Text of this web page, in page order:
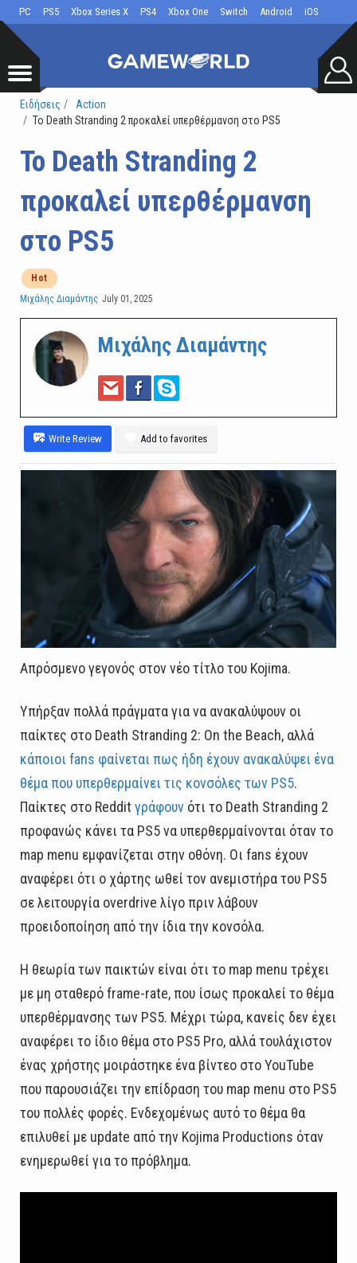
PC PS5 Xbox Series X PS4 Xbox One Switch Android iOS
Ειδήσεις
Action
Το Death Stranding 2 προκαλεί υπερθέρμανση στο PS5
Το Death Stranding 2
προκαλεί υπερθέρμανση
στο PS5
Hot
Μιχάλης Διαμάντης July 01, 2025
Μιχάλης Διαμάντης
Write Review Add to favorites
Aπρόσμενο γεγονός στον νέο τίτλο του Kojima.
Υπήρξαν πολλά πράγματα για να ανακαλύψουν οι
παίκτες στο Death Stranding 2: On the Beach, αλλά
κάποιοι fans φαίνεται πως ήδη έχουν ανακαλύψει ένα
θέμα που υπερθερμαίνει τις κονσόλες των PS5.
Παίκτες στο Reddit γράφουν ότι το Death Stranding 2
προφανώς κάνει τα PS5 να υπερθερμαίνονται όταν το
map menu εμφανίζεται στην οθόνη. Οι fans έχουν
αναφέρει ότι ο χάρτης ωθεί τον ανεμιστήρα του PS5
σε λειτουργία overdrive λίγο πριν λάβουν
προειδοποίηση από την ίδια την κονσόλα.
Η θεωρία των παικτών είναι ότι το map menu τρέχει
με μη σταθερό frame-rate, που ίσως προκαλεί το θέμα
υπερθέρμανσης των PS5. Μέχρι τώρα, κανείς δεν έχει
αναφέρει το ίδιο θέμα στο PS5 Pro, αλλά τουλάχιστον
ένας χρήστης μοιράστηκε ένα βίντεο στο YouTube
που παρουσιάζει την επίδραση του map menu στο PS5
του πολλές φορές. Ενδεχομένως αυτό το θέμα θα
επιλυθεί με update από την Kojima Productions όταν
ενημερωθεί για το πρόβλημα.